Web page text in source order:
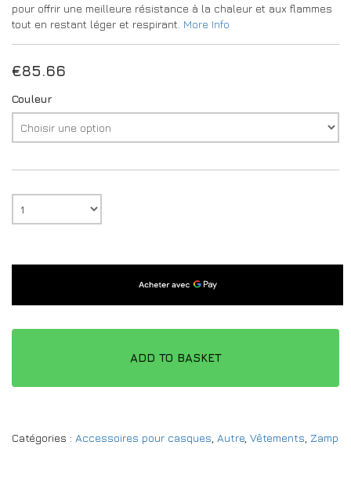
pour offrir une meilleure résistance à la chaleur et aux flammes
tout en restant léger et respirant. More Info
€85.66
Couleur
ADD TO BASKET
Catégories : Accessoires pour casques Autre, Vêtements Zamp